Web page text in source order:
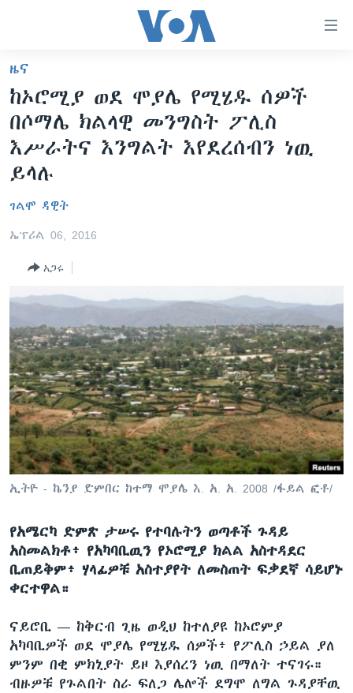
ማገናኛዎች
ወደ
ዋናው
ይዘት
እለፍ
ዋናው
ይዘት
ወደ
ይዘት
እለፍ
ዓለምአቀፍ
ኑሮ በጤንነት
ጋቢና ቪኦኤ
ከምሽቱ ሦስት ሰዓት የአማርኛ ዜና
Learning English
ይከተሉን
ቋንቋዎች
ዜና
ከኦሮሚያ ወደ ሞያሌ የሚሄዱ ሰዎች
በሶማሌ ክልላዊ መንግስት ፖሊስ
እሥራትና እንግልት እየደረሰብን ነዉ
ይላሉ
ገልሞ ዳዊት
ኤፕሪል 06, 2016
አጋሩ
ኢትዮ - ኬንያ ድምበር ከተማ ሞያሌ እ. አ. አ. 2008 /ፋይል ፎቶ/
የአሜርካ ድምጽ ታሠሩ የተባሉትን ወጣቶች ጉዳይ
አስመልክቶ፥ የአካባቢዉን የኦሮሚያ ክልል አስተዳደር
ቢጠይቅም፥ ሃላፊዎቹ አስተያየት ለመስጠት ፍቃደኛ ሳይሆኑ
ቀርተዋል።
ናይሮቢ — ከቅርብ ጊዜ ወዲህ ከተለያዩ ከኦሮምያ
አካባቢዎች ወደ ሞያሌ የሚሄዱ ሰዎች፥ የፖሊስ ኃይል ያለ
ምንም በቂ ምክኒያት ይዞ እያሰረን ነዉ በማለት ተናገሩ።
ብዙዎቹ የጉልበት ስራ ፍለጋ ሌሎች ደግሞ ለግል ጉዳያቸዉ